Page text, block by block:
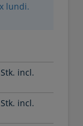
lundi.
incl.
incl.